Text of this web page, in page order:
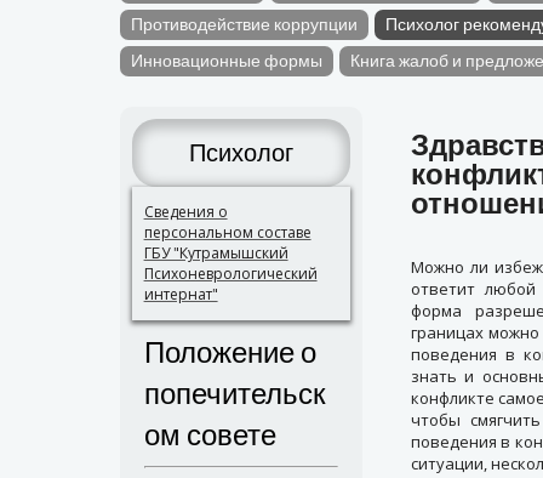
Противодействие коррупции
Психолог
Инновационные формы
Книга жалоб и
Психолог
Сведения о
персональном составе
ГБУ "Кутрамышский
Психоневрологический
интернат"
Положение о
попечительск
ом совете
Можно ли
ответит любой
форма
границах
поведения в
знать и
конфликте
чтобы
поведения в
ситуации,